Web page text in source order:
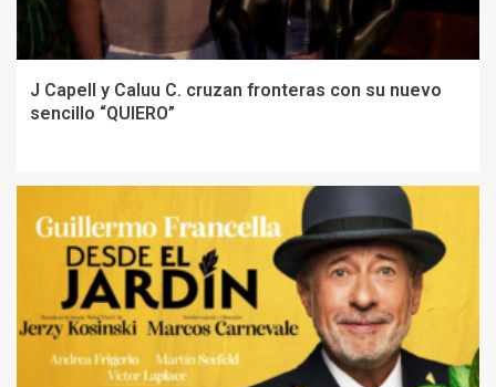
J Capell y Caluu C. cruzan fronteras con su nuevo
sencillo “QUIERO”